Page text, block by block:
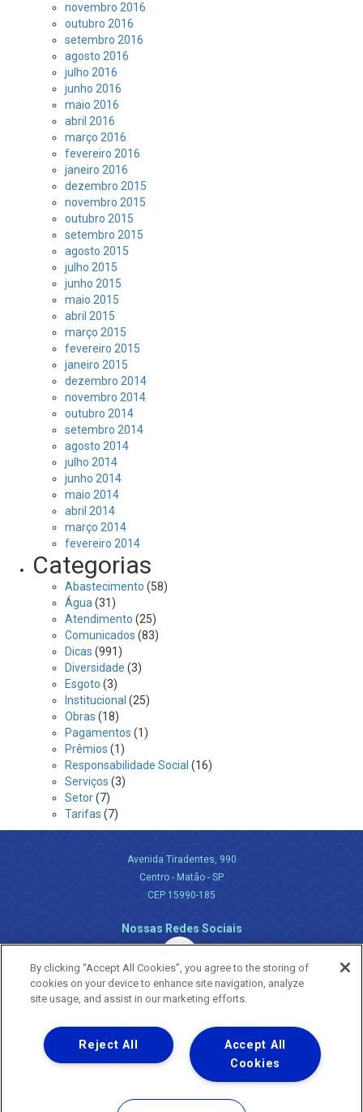
novembro 2016
outubro 2016
setembro 2016
agosto 2016
julho 2016
junho 2016
maio 2016
abril 2016
março 2016
fevereiro 2016
janeiro 2016
dezembro 2015
novembro 2015
outubro 2015
setembro 2015
agosto 2015
julho 2015
junho 2015
maio 2015
abril 2015
março 2015
fevereiro 2015
janeiro 2015
dezembro 2014
novembro 2014
outubro 2014
setembro 2014
agosto 2014
julho 2014
junho 2014
maio 2014
abril 2014
março 2014
fevereiro 2014
Categorias
Abastecimento (58)
Água (31)
Atendimento (25)
Comunicados (83)
Dicas (991)
Diversidade (3)
Esgoto (3)
Institucional (25)
Obras (18)
Pagamentos (1)
Prêmios (1)
Responsabilidade Social (16)
Serviços (3)
Setor(7)
Tarifas (7)
Avenida Tiradentes, 990
Centro - Matão - SP
CEP 15990-185
Nossas Redes Sociais
Uma empresa
Copyright ® 2026 - Todos os Direitos Reservados.
Nossa natureza movimenta a vida
By clicking “Accept All Cookies”, you agree to the storing of
cookies on your device to enhance site navigation, analyze
site usage, and assist in our marketing efforts.
Accept All
Cookies
Reject All